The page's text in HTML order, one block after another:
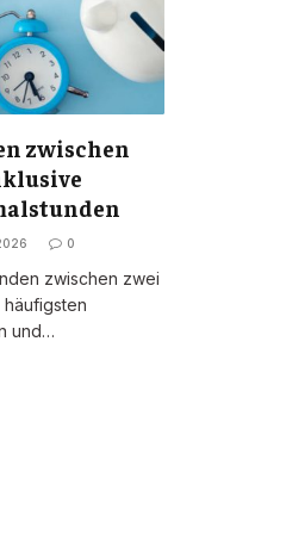
zwischen
0
zwischen zwei
und…